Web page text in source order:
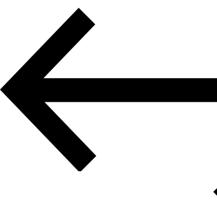
Железнодорожные перевозки
Морские и речные перевозки
Авиадоставка
Негабаритные перевозки
Комплексные логистические решения
Страхование грузов